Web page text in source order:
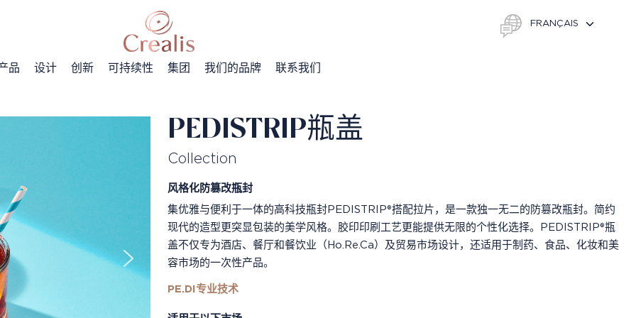
品 设计 创新 可持续性 集团 我们的品牌 联系我们
PEDISTRIP瓶盖
Collection
风格化防篡改瓶封
集优雅与便利于一体的高科技瓶封PEDISTRIP®搭配拉片，是一款独一无二的防篡改瓶封。简约
现代的造型更突显包装的美学风格。胶印印刷工艺更能提供无限的个性化选择。PEDISTRIP®瓶
盖不仅专为酒店、餐厅和餐饮业（Ho.Re.Ca）及贸易市场设计，还适用于制药、食品、化妆和美
容市场的一次性产品。
PE.DI专业技术